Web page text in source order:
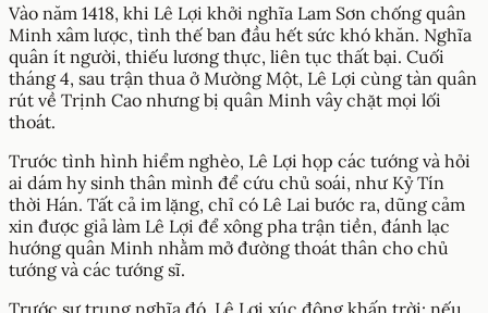
Vào năm 1418, khi Lê Lợi khởi nghĩa Lam Sơn chống quân
Minh xâm lược, tình thế ban đầu hết sức khó khăn. Nghĩa
quân ít người, thiếu lương thực, liên tục thất bại. Cuối
tháng 4, sau trận thua ở Mường Một, Lê Lợi cùng tàn quân
rút về Trịnh Cao nhưng bị quân Minh vây chặt mọi lối
thoát.
Trước tình hình hiểm nghèo, Lê Lợi họp các tướng và hỏi
ai dám hy sinh thân mình để cứu chủ soái, như Kỷ Tín
thời Hán. Tất cả im lặng, chỉ có Lê Lai bước ra, dũng cảm
xin được giả làm Lê Lợi để xông pha trận tiền, đánh lạc
hướng quân Minh nhằm mở đường thoát thân cho chủ
tướng và các tướng sĩ.
Trước sự trung nghĩa đó, Lê Lợi xúc động khấn trời: nếu